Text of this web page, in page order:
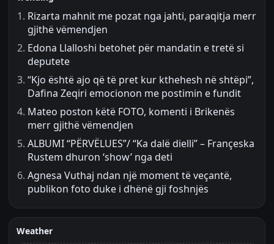
Rizarta mahnit me pozat nga jahti, paraqitja merr
gjithë vëmendjen
Edona Llalloshi betohet për mandatin e tretë si
deputete
“Kjo është ajo që të pret kur kthehesh në shtëpi”,
Dafina Zeqiri emocionon me postimin e fundit
Mateo poston këtë FOTO, komenti i Brikenës
merr gjithë vëmendjen
ALBUMI “PËRVËLUES”/ “Ka dalë dielli” – Françeska
Rustem dhuron ‘show’ nga deti
Agnesa Vuthaj ndan një moment të veçantë,
publikon foto duke i dhënë gji foshnjës
Weather